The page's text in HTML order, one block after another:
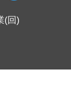
(回)